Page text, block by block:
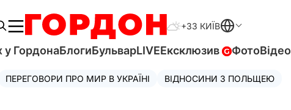
+33 КИЇВ
у ГордонаБлогиБульварLIVEЕксклюзив ФотоВідео
ПЕРЕГОВОРИ ПРО МИР В УКРАЇНІ ВІДНОСИНИ З ПОЛЬЩЕЮ